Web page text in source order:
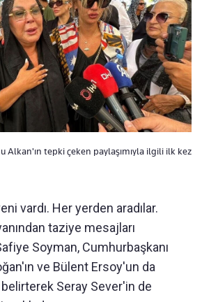
Alkan'ın tepki çeken paylaşımıyla ilgili ilk kez
vardı. Her yerden aradılar.
taziye mesajları
Soyman, Cumhurbaşkanı
ve Bülent Ersoy'un da
belirterek Seray Sever'in de